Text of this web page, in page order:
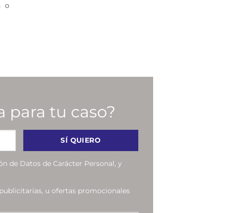
o
para tu caso?
de Datos de Carácter Personal, y
u ofertas promocionales